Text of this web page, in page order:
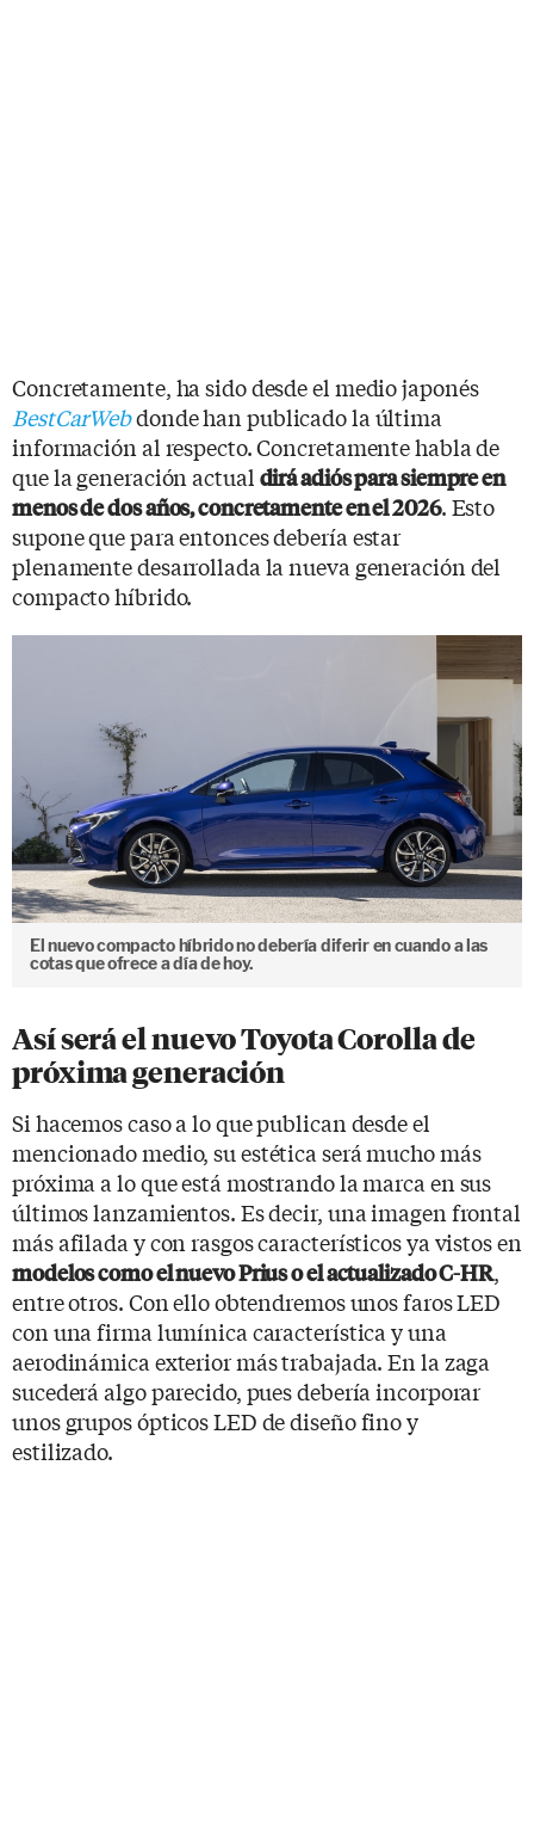
Concretamente, ha sido desde el medio japonés
BestCarWebdonde han publicado la última
información al respecto. Concretamente habla de
que la generación actual dirá adiós para siempre en
menos de dos años, concretamente en el 2026. Esto
supone que para entonces debería estar
plenamente desarrollada la nueva generación del
compacto híbrido.
El nuevo compacto híbrido no debería diferir en cuando a las
cotas que ofrece a día de hoy.
Así será el nuevo Toyota Corolla de
próxima generación
Si hacemos caso a lo que publican desde el
mencionado medio, su estética será mucho más
próxima a lo que está mostrando la marca en sus
últimos lanzamientos. Es decir, una imagen frontal
más afilada y con rasgos característicos ya vistos en
modelos como el nuevo Prius o el actualizado C-HR,
entre otros. Con ello obtendremos unos faros LED
con una firma lumínica característica y una
aerodinámica exterior más trabajada. En la zaga
sucederá algo parecido, pues debería incorporar
unos grupos ópticos LED de diseño fino y
estilizado.